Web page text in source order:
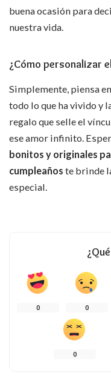
buena ocasión para
nuestra vida.
¿Cómo personalizar
Simplemente, piensa
todo lo que ha vivido y
regalo que selle el
ese amor infinito.
bonitos y originales
cumpleaños te brinde
especial.
0 0
0